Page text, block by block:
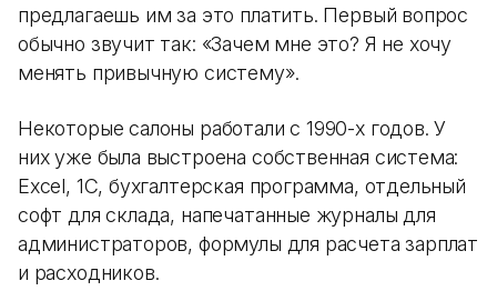
предлагаешь им за это платить. Первый вопрос
обычно звучит так: «Зачем мне это? Я не хочу
менять привычную систему».
Некоторые салоны работали с 1990-х годов. У
них уже была выстроена собственная система:
Excel, 1С, бухгалтерская программа, отдельный
софт для склада, напечатанные журналы для
администраторов, формулы для расчета зарплат
и расходников.